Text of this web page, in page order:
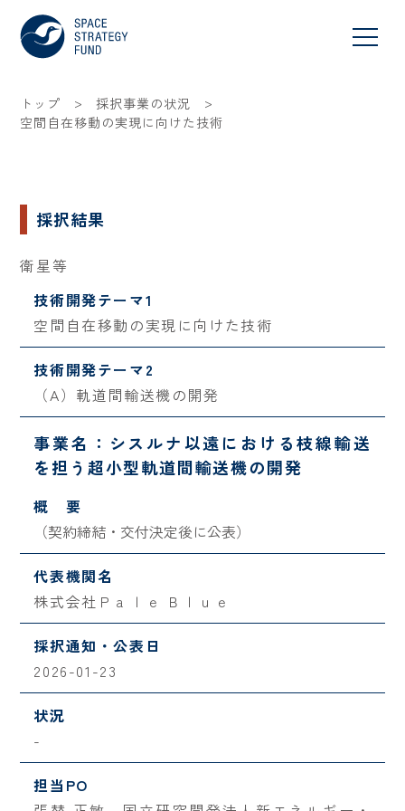
トップ > 採択事業の状況 >
空間自在移動の実現に向けた技術
採択結果
衛星等
技術開発テーマ1
空間自在移動の実現に向けた技術
技術開発テーマ2
（A）軌道間輸送機の開発
事業名：シスルナ以遠における枝線輸送
を担う超小型軌道間輸送機の開発
概 要
（契約締結・交付決定後に公表）
代表機関名
株式会社Ｐａｌｅ Ｂｌｕｅ
採択通知・公表日
2026-01-23
状況
-
担当PO